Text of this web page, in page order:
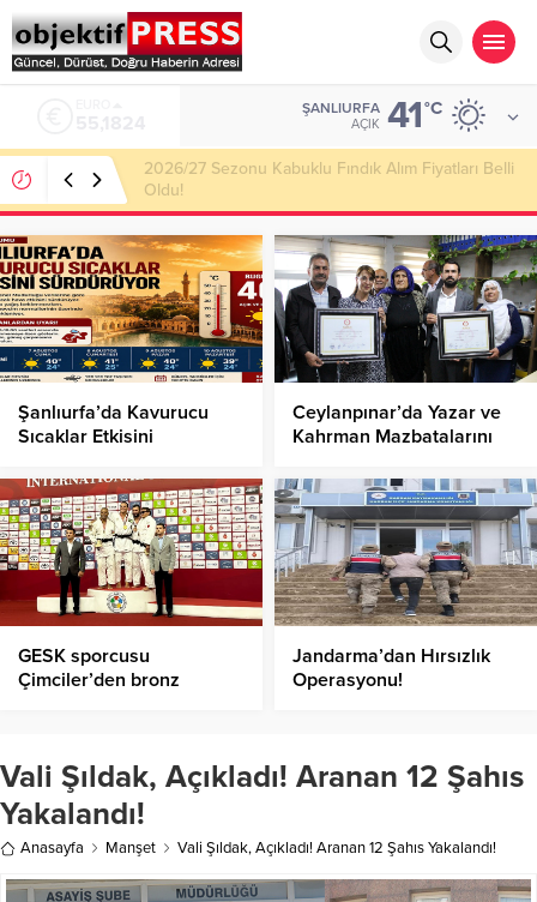
ŞANLIURFA
AÇIK 41°C
Haliliye Belediyesi Her Gün 4 Bin 898 Kişiye Sıcak
Yemek Ulaştırıyor!
Şanlıurfa’da Kavurucu
Sıcaklar Etkisini
Ceylanpınar’da Yazar ve
Kahrman Mazbatalarını
GESK sporcusu
Çimciler’den bronz
Jandarma’dan Hırsızlık
Operasyonu!
Vali Şıldak, Açıkladı! Aranan 12 Şahıs
Yakalandı!
Anasayfa Manşet Vali Şıldak, Açıkladı! Aranan 12 Şahıs Yakalandı!